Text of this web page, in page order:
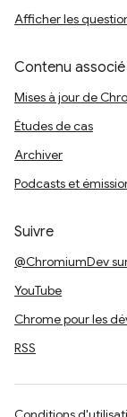
Afficher les
Contenu associé
Mises à jour de
Études de cas
Archiver
Podcasts et
Suivre
@ChromiumDev
YouTube
Chrome pour les
RSS